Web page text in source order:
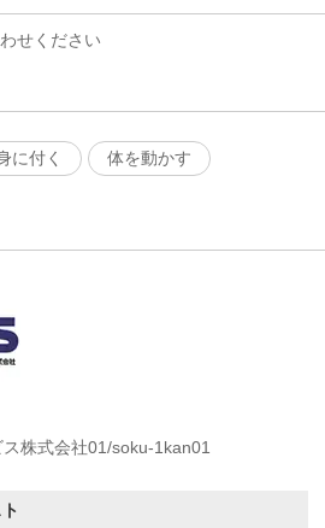
せください
に付く 体を動かす
株式会社01/soku-1kan01